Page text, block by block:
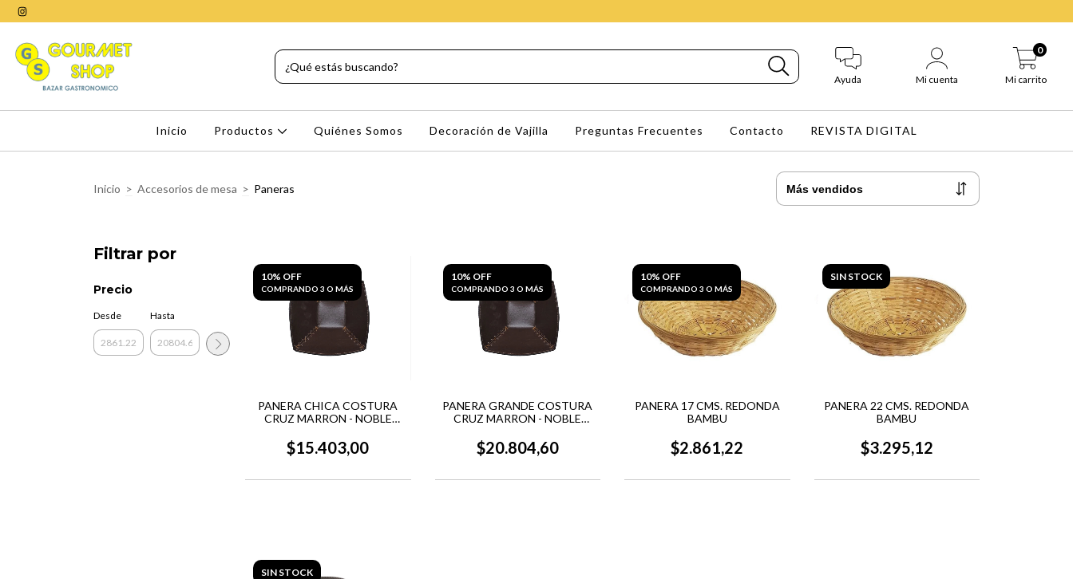
Ayuda Mi cuenta Mi carrito
0
Inicio Productos Quiénes Somos Decoración de Vajilla Preguntas Frecuentes Contacto REVISTA DIGITAL
Inicio > Accesorios de mesa > Paneras
Filtrar por
Precio
Desde Hasta
10% OFF
COMPRANDO 3 O MÁS
PANERA CHICA COSTURA
CRUZ MARRON - NOBLE
$15.403,00
10% OFF
COMPRANDO 3 O MÁS
PANERA GRANDE COSTURA
CRUZ MARRON - NOBLE
$20.804,60
10% OFF
COMPRANDO 3 O MÁS
PANERA 17 CMS. REDONDA
BAMBU
$2.861,22
SIN STOCK
PANERA 22 CMS. REDONDA
BAMBU
$3.295,12
SIN STOCK